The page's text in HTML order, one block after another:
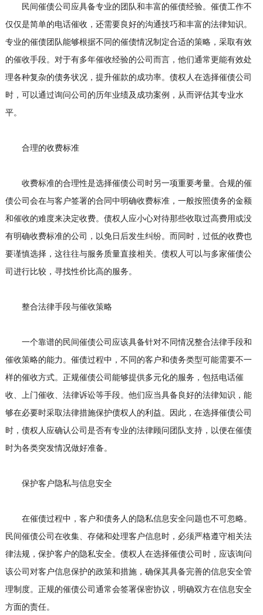
民间催债公司应具备专业的团队和丰富的催债经验。催债工作不
仅仅是简单的电话催收，还需要良好的沟通技巧和丰富的法律知识。
专业的催债团队能够根据不同的催债情况制定合适的策略，采取有效
的催收手段。对于有多年催收经验的公司而言，他们通常更能有效处
理各种复杂的债务状况，提升催款的成功率。债权人在选择催债公司
时，可以通过询问公司的历年业绩及成功案例，从而评估其专业水
平。
合理的收费标准
收费标准的合理性是选择催债公司时另一项重要考量。合规的催
债公司会在与客户签署的合同中明确收费标准，一般按照债务的金额
和催收的难度来决定收费。债权人应小心对待那些收取过高费用或没
有明确收费标准的公司，以免日后发生纠纷。而同时，过低的收费也
要谨慎选择，这往往与服务质量直接相关。债权人可以与多家催债公
司进行比较，寻找性价比高的服务。
整合法律手段与催收策略
一个靠谱的民间催债公司应该具备针对不同情况整合法律手段和
催收策略的能力。催债过程中，不同的客户和债务类型可能需要不一
样的催收方式。正规催债公司能够提供多元化的服务，包括电话催
收、上门催收、法律诉讼等手段。他们应当具备良好的法律知识，能
够在必要时采取法律措施保护债权人的利益。因此，在选择催债公司
时，债权人应确认公司是否有专业的法律顾问团队支持，以便在催债
时为各类突发情况做好准备。
保护客户隐私与信息安全
在催债过程中，客户和债务人的隐私信息安全问题也不可忽略。
民间催债公司在收集、存储和处理客户信息时，必须严格遵守相关法
律法规，保护客户的隐私安全。债权人在选择催债公司时，应该询问
该公司对客户信息保护的政策和措施，确保其具备完善的信息安全管
理制度。正规的催债公司通常会签署保密协议，明确双方在信息安全
方面的责任。